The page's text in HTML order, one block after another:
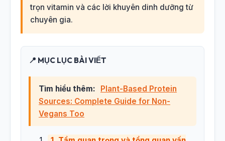
trọn vitamin và các lời khuyên dinh dưỡng từ
chuyên gia.
📍 MỤC LỤC BÀI VIẾT
Tìm hiểu thêm:
Plant-Based Protein
Sources: Complete Guide for Non-
Vegans Too